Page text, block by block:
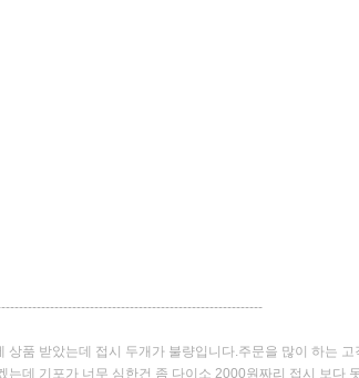
상품 받았는데 접시 두개가 불량입니다.주문을 많이 하는
는데 기포가 너무 심한건 좀 다이소 2000원짜리 접시 보다